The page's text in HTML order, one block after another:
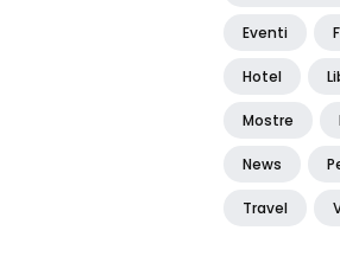
Eventi
Hotel
Mostre
News
Travel